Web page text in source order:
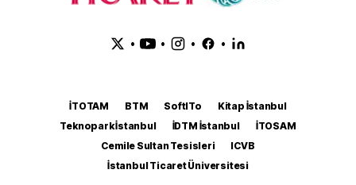
• • • •
İTOTAM BTM SoftITo
Kitap İstanbul
Teknopark İstanbul
İDTM İstanbul
İTOSAM
Cemile Sultan Tesisleri
ICVB
İstanbul Ticaret Üniversitesi